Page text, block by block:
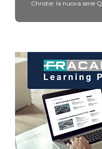
Christie: la nuova serie